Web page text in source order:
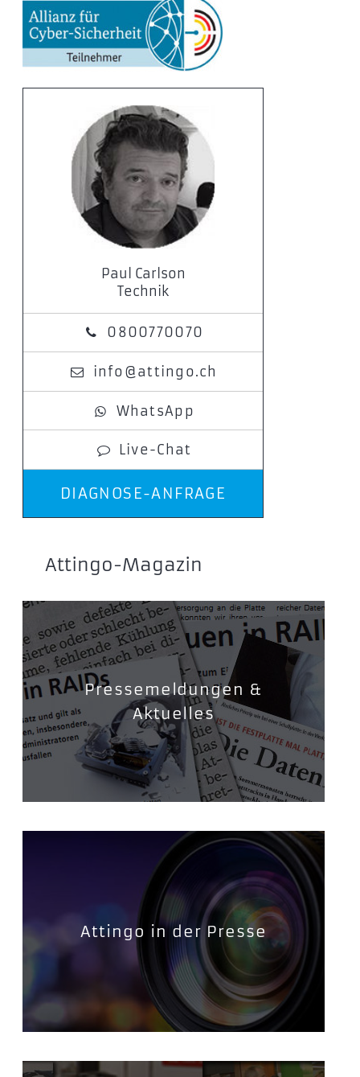
Paul Carlson
Technik
0800770070
info@attingo.ch
WhatsApp
Live-Chat
DIAGNOSE-ANFRAGE
Attingo-Magazin
Pressemeldungen &
Aktuelles
Attingo in der Presse